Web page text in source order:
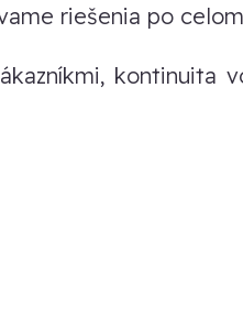
riešenia po
kontinuita